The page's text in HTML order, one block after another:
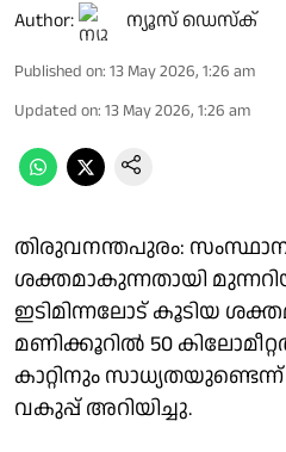
Author: ന്യൂസ് ഡെസ്ക്
Published on: 13 May 2026, 1:26 am
Updated on: 13 May 2026, 1:26 am
തിരുവനന്തപുരം:
ശക്തമാകുന്നതായി
ഇടിമിന്നലോട് കൂടിയ
മണിക്കൂറിൽ 50
കാറ്റിനും
വകുപ്പ് അറിയിച്ചു.